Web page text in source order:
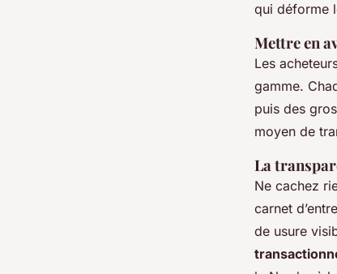
qui déforme
Mettre en
Les
gamme.
puis des
moyen de
La
Ne cachez
carnet
de usure